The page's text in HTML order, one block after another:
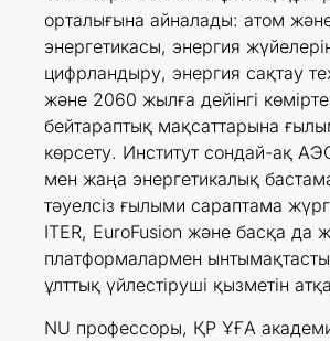
орталығына айналады: атом және
энергетикасы, энергия
цифрландыру, энергия сақтау
және 2060 жылға дейінгі
бейтараптық мақсаттарына
көрсету. Институт сондай-ақ
мен жаңа энергетикалық
тәуелсіз ғылыми сараптама
ITER, EuroFusion және басқа да
платформалармен
ұлттық үйлестіруші қызметін
NU профессоры, ҚР ҰҒА